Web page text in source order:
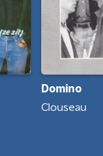
Domino
Clouseau